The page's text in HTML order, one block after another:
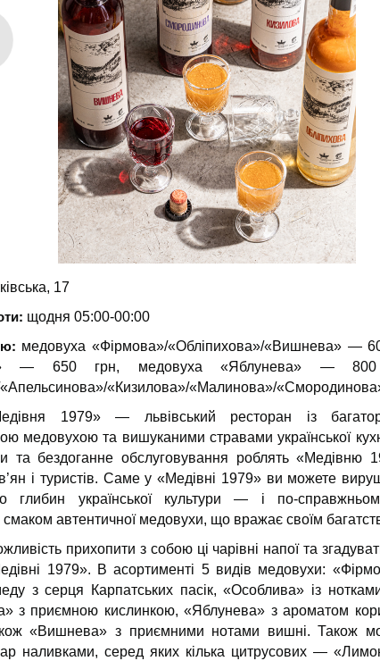
17
щодня 05:00-00:00
медовуха «Фірмова»/«Обліпихова»/«Вишнева» —
— 650 грн, медовуха «Яблунева» — 800
«Кизилова»/«Малинова»/
1979» — львівський ресторан із
медовухою та вишуканими стравами української
та бездоганне обслуговування роблять «Медівню
і туристів. Саме у «Медівні 1979» ви можете
глибин української культури — і по-
автентичної медовухи, що вражає своїм
прихопити з собою ці чарівні напої та
1979». В асортименті 5 видів медовухи:
з серця Карпатських пасік, «Особлива» із
з приємною кислинкою, «Яблунева» з ароматом
«Вишнева» з приємними нотами вишні. Також
наливками, серед яких кілька цитрусових —